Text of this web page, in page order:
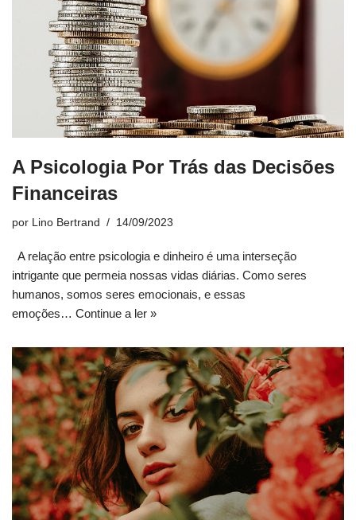
A Psicologia Por Trás das Decisões
Financeiras
por Lino Bertrand 14/09/2023
A relação entre psicologia e dinheiro é uma interseção
intrigante que permeia nossas vidas diárias. Como seres
humanos, somos seres emocionais, e essas
emoções… Continue a ler »